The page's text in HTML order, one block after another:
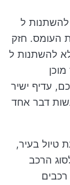
להשתנות ל
העומס. חזק
להשתנות ל
עדיף ישיר
דבר אחד
טיול בעיר,
הרכב